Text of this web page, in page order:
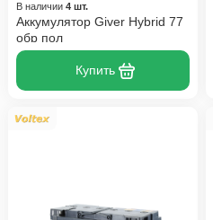
В наличии 4 шт.
Аккумулятор Giver Hybrid 77
обр пол
Купить